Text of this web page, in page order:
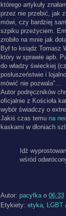
którego artykuły
przez nie przebić, jak
mówi, czy bardziej
szpiku przeżyciem.
zrobiło na mnie jak
Był to ksiądz Tomasz
który w sprawie apb.
do władzy świeckiej
posłuszeństwie i
mówić nie pozwala"...
Autor podręczników
oficjalnie z Kościoła
wybór świadczy o
Jakiś czas temu na
kaskami w dłoniach
Idź
wśród
Autor: pacyfka o 06:33
Etykiety: etyka, LGBT